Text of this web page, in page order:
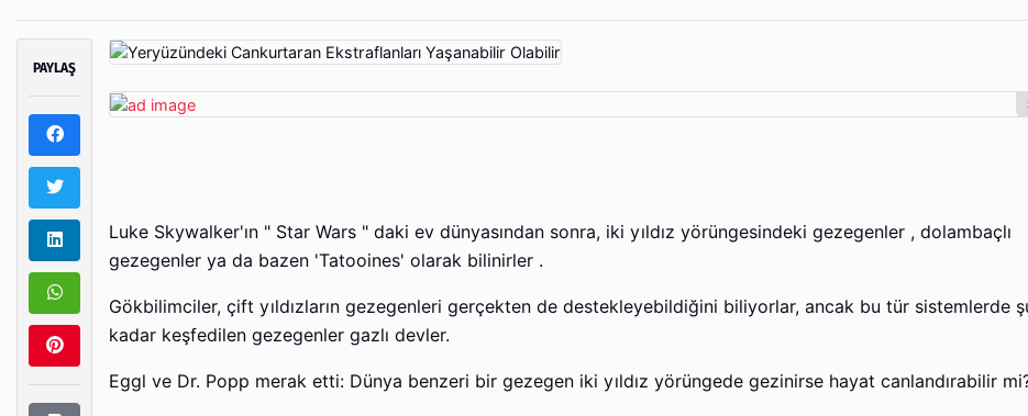
PAYLAŞ
Luke Skywalker'ın " Star Wars " daki ev dünyasından sonra, iki yıldız yörüngesindeki gezegenler , dolambaçlı
gezegenler ya da bazen 'Tatooines' olarak bilinirler .
Gökbilimciler, çift yıldızların gezegenleri gerçekten de destekleyebildiğini biliyorlar, ancak bu tür sistemlerde
kadar keşfedilen gezegenler gazlı devler.
Eggl ve Dr. Popp merak etti: Dünya benzeri bir gezegen iki yıldız yörüngede gezinirse hayat canlandırabilir